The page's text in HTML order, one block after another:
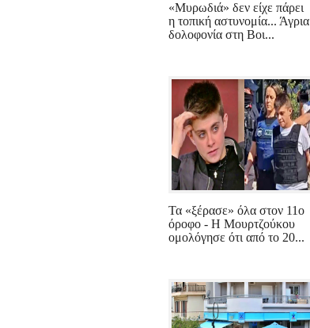
«Μυρωδιά» δεν είχε πάρει
η τοπική αστυνομία... Άγρια
δολοφονία στη Βοι...
Τα «ξέρασε» όλα στον 11ο
όροφο - Η Μουρτζούκου
ομολόγησε ότι από το 20...